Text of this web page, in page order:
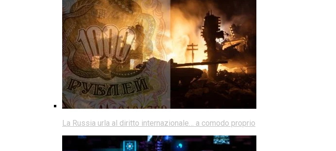
La Russia urla al diritto internazionale… a comodo proprio